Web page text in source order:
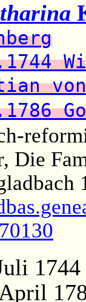
von
Die
1744